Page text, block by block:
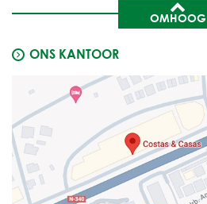
OMHOOG
ONS KANTOOR